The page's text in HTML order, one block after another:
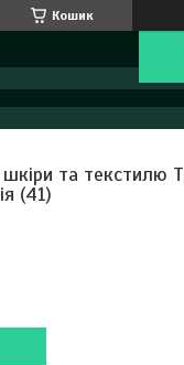
Кошик
та текстилю
(41)